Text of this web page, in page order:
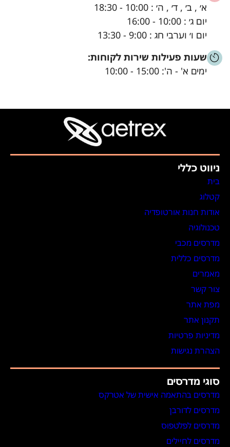
א׳ , ב׳ , ד׳ , ה׳ : 10:00 - 18:30
יום ג׳ : 10:00 - 16:00
יום ו׳ וערבי חג : 9:00 - 13:30
שעות פעילות שירות לקוחות:
ימים א' - ה': 15:00 - 10:00
ניווט כללי
בית
קטלוג
אודות חנות אורטופדיה
טכנולוגיה
מדרסים מכבי
מדרסים כללית
מאמרים
צור קשר
מפת אתר
תקנון אתר
מדיניות פרטיות
הצהרת נגישות
סוגי מדרסים
מדרסים בהתאמה אישית של אטרקס
מדרסים לדורבן
מדרסים לפלטפוס
מדרסים לחיילים